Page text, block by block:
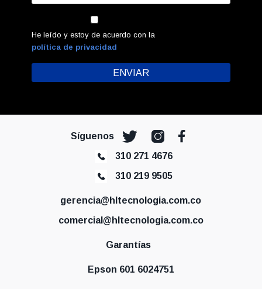
He leído y estoy de acuerdo con la
política de privacidad
Síguenos
310 271 4676
310 219 9505
gerencia@hltecnologia.com.co
comercial@hltecnologia.com.co
Garantías
Epson 601 6024751